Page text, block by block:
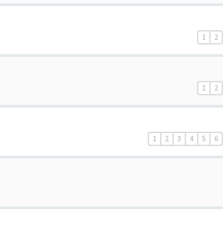
1 2
1 2
1 2 3 4 5 6